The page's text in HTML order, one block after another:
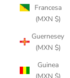
Francesa
(MXN $)
Guernesey
(MXN $)
Guinea
(MXN $)